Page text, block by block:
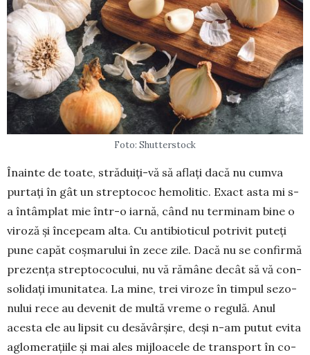
Foto: Shutterstock
Înainte de toate, străduiți-vă să aflați dacă nu cumva
purtați în gât un streptococ hemolitic. Exact asta mi s-
a întâmplat mie într-o iarnă, când nu terminam bine o
viroză și începeam alta. Cu an­­tibioticul potrivit puteți
pu­ne capăt coș­marului în zece zile. Dacă nu se con­firmă
pre­zența strep­­toco­cu­lui, nu vă ră­mâne decât să vă con­
so­li­dați imuni­tatea. La mine, trei viroze în timpul se­zo­
nu­lui rece au devenit de multă vreme o regulă. Anul
aces­ta ele au lipsit cu desăvârșire, deși n-am pu­tut evita
aglo­merațiile și mai ales mij­­loa­cele de trans­port în co­